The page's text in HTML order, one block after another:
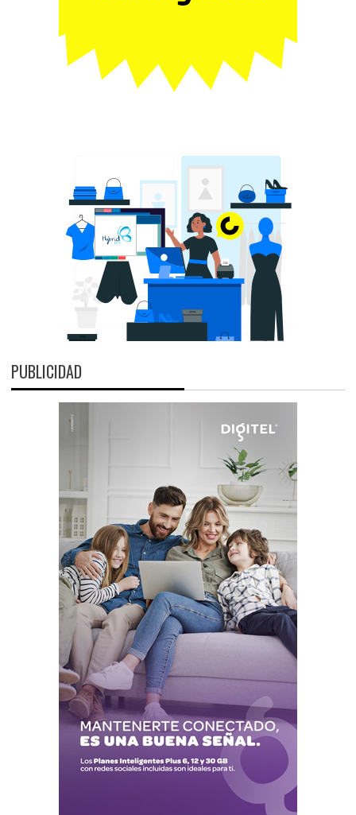
PUBLICIDAD